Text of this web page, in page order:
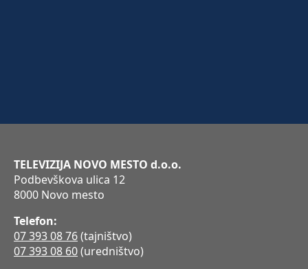
TELEVIZIJA NOVO MESTO d.o.o.
Podbevškova ulica 12
8000 Novo mesto
Telefon:
07 393 08 76(tajništvo)
07 393 08 60(uredništvo)